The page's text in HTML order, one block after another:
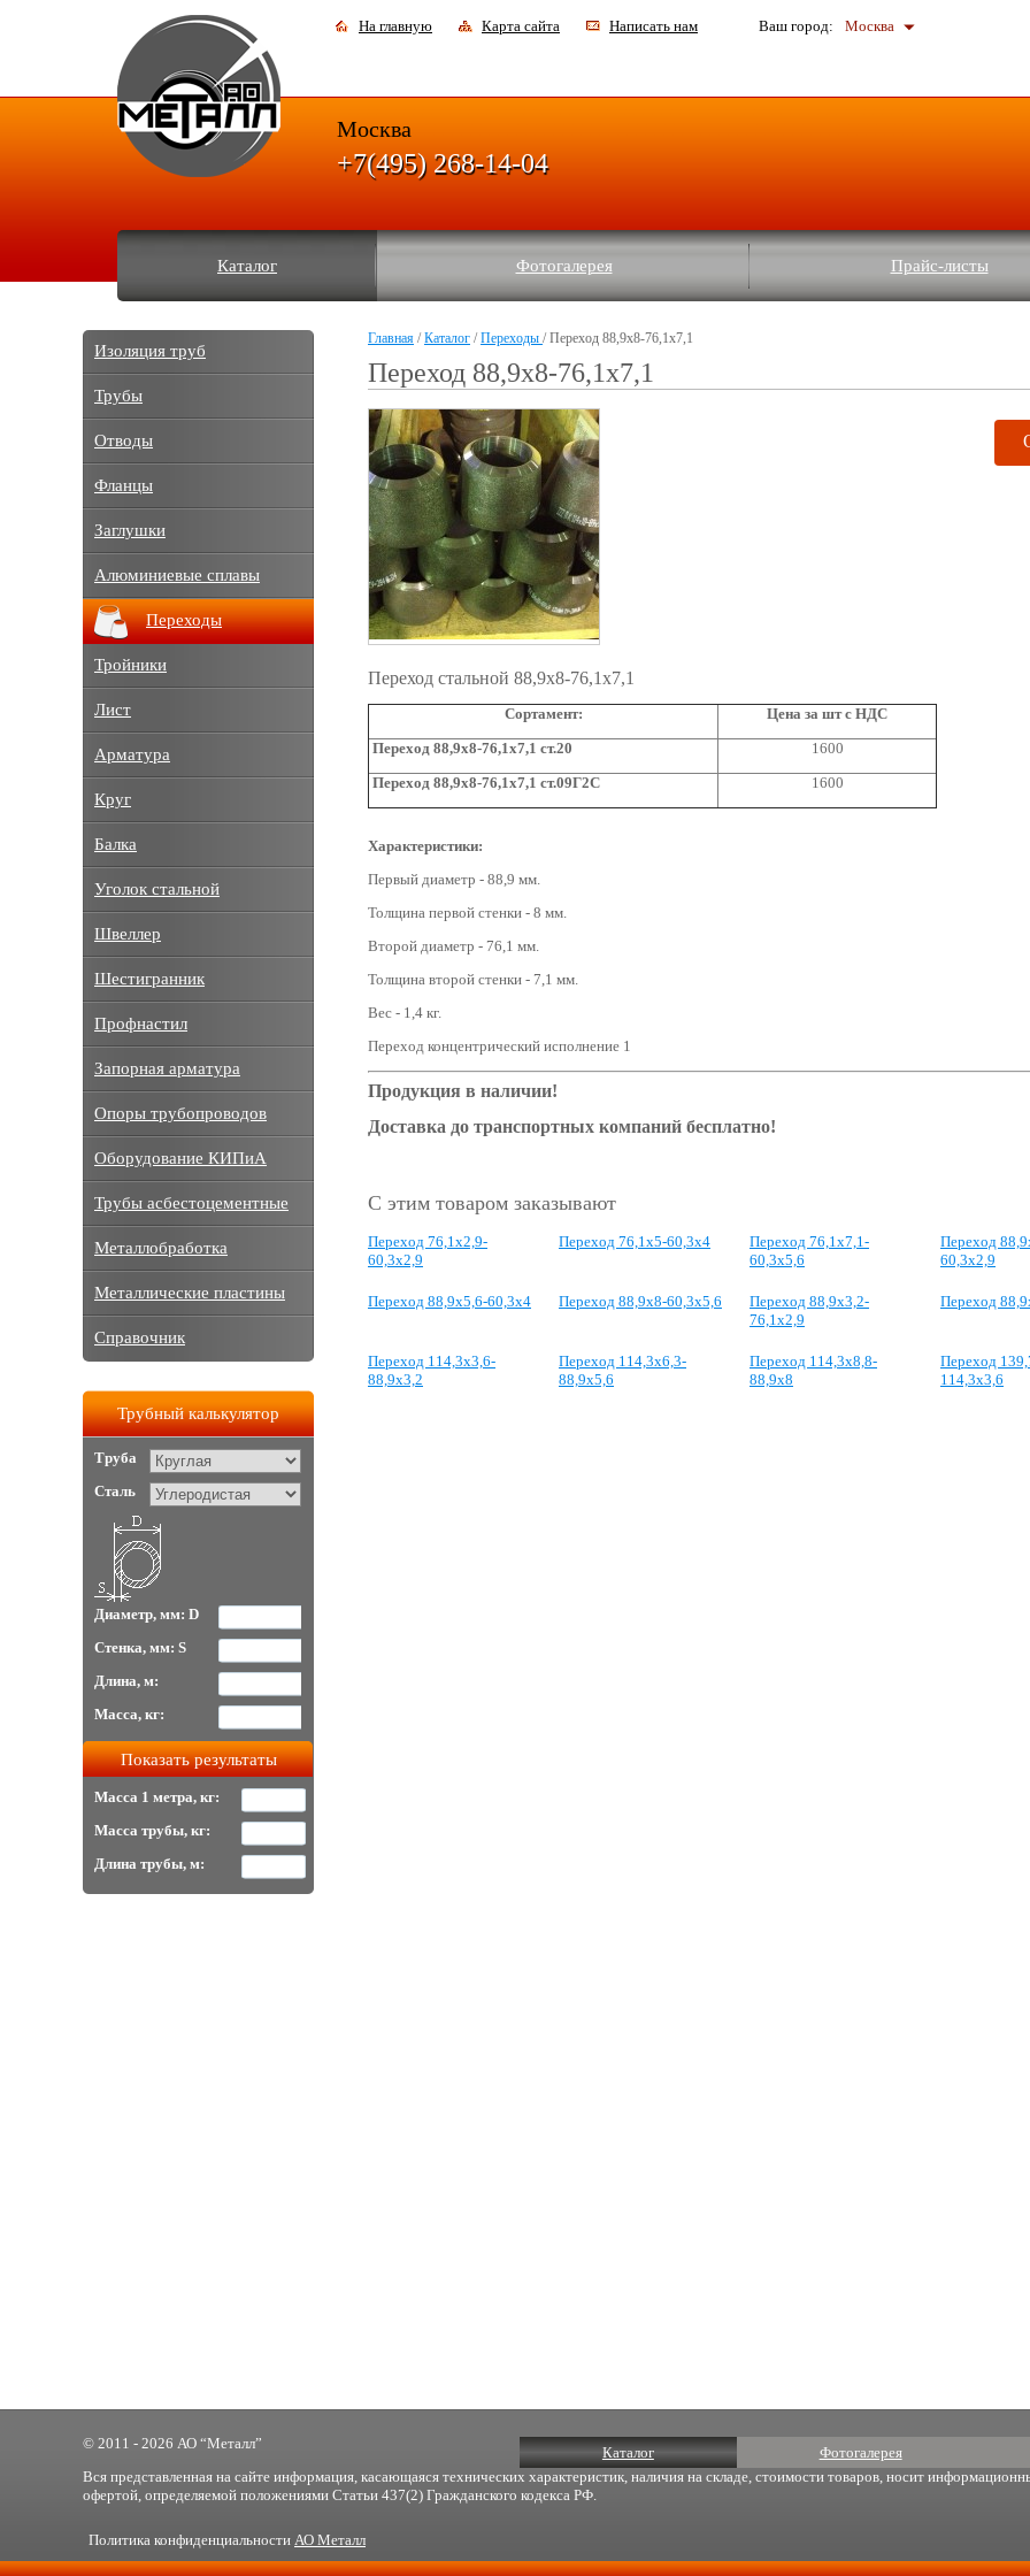
На главную Карта сайта Написать нам Ваш город: Москва
Каталог Фотогалерея Прайс-листы
Москва
+7(495) 268-14-04
Главная /Каталог /Переходы / Переход 88,9x8-76,1x7,1
Переход 88,9x8-76,1x7,1
Переход стальной 88,9x8-76,1x7,1
Сортамент:
Цена за шт с НДС
Переход 88,9x8-76,1x7,1 ст.20
1600
Переход 88,9x8-76,1x7,1 ст.09Г2С
1600
Характеристики:
Первый диаметр - 88,9 мм.
Толщина первой стенки - 8 мм.
Второй диаметр - 76,1 мм.
Толщина второй стенки - 7,1 мм.
Вес - 1,4 кг.
Переход концентрический исполнение 1
Продукция в наличии!
Доставка до транспортных компаний бесплатно!
С этим товаром заказывают
Переход 76,1x2,9-
60,3x2,9
Переход 76,1x5-60,3x4
Переход 76,1x7,1-
60,3x5,6
Переход
60,3x2,9
Переход 88,9x5,6-60,3x4 Переход 88,9x8-60,3x5,6
Переход 88,9x3,2-
76,1x2,9
Переход
Переход 114,3x3,6-
88,9x3,2
Переход 114,3x6,3-
88,9x5,6
Переход 114,3x8,8-
88,9x8
Переход
114,3x3,6
Изоляция труб
Трубы
Отводы
Фланцы
Заглушки
Алюминиевые сплавы
Переходы
Тройники
Лист
Арматура
Круг
Балка
Уголок стальной
Швеллер
Шестигранник
Профнастил
Запорная арматура
Опоры трубопроводов
Оборудование КИПиА
Трубы асбестоцементные
Металлобработка
Металлические пластины
Справочник
Трубный калькулятор
Труба
Сталь
Диаметр, мм: D
Стенка, мм: S
Длина, м:
Масса, кг:
Масса 1 метра, кг:
Масса трубы, кг:
Длина трубы, м:
Каталог Фотогалерея
© 2011 - 2026 АО “Металл”
Вся представленная на сайте информация, касающаяся технических характеристик, наличия на складе, стоимости товаров, носит
офертой, определяемой положениями Статьи 437(2) Гражданского кодекса РФ.
Политика конфиденциальности АО Металл